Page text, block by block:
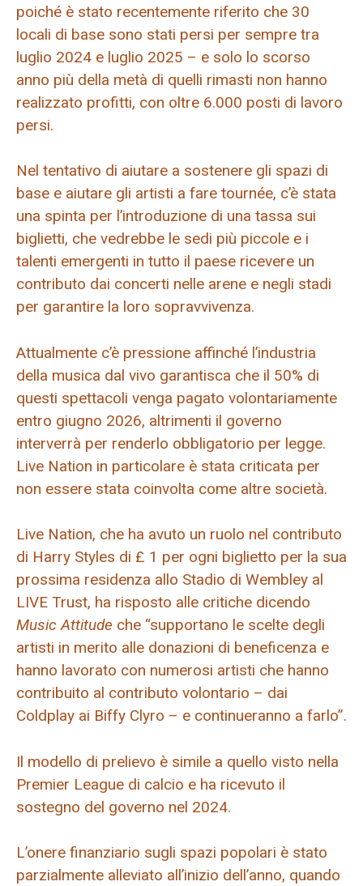
poiché è stato recentemente riferito che 30
locali di base sono stati persi per sempre tra
luglio 2024 e luglio 2025 – e solo lo scorso
anno più della metà di quelli rimasti non hanno
realizzato profitti, con oltre 6.000 posti di lavoro
persi.
Nel tentativo di aiutare a sostenere gli spazi di
base e aiutare gli artisti a fare tournée, c’è stata
una spinta per l’introduzione di una tassa sui
biglietti, che vedrebbe le sedi più piccole e i
talenti emergenti in tutto il paese ricevere un
contributo dai concerti nelle arene e negli stadi
per garantire la loro sopravvivenza.
Attualmente c’è pressione affinché l’industria
della musica dal vivo garantisca che il 50% di
questi spettacoli venga pagato volontariamente
entro giugno 2026, altrimenti il ​​governo
interverrà per renderlo obbligatorio per legge.
Live Nation in particolare è stata criticata per
non essere stata coinvolta come altre società.
Live Nation, che ha avuto un ruolo nel contributo
di Harry Styles di £ 1 per ogni biglietto per la sua
prossima residenza allo Stadio di Wembley al
LIVE Trust, ha risposto alle critiche dicendo
Music Attitude che “supportano le scelte degli
artisti in merito alle donazioni di beneficenza e
hanno lavorato con numerosi artisti che hanno
contribuito al contributo volontario – dai
Coldplay ai Biffy Clyro – e continueranno a farlo”.
Il modello di prelievo è simile a quello visto nella
Premier League di calcio e ha ricevuto il
sostegno del governo nel 2024.
L’onere finanziario sugli spazi popolari è stato
parzialmente alleviato all’inizio dell’anno, quando